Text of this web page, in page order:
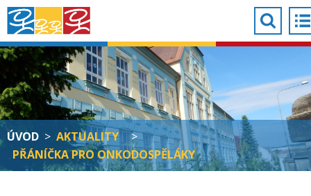
ÚVOD > AKTUALITY
>
PŘÁNÍČKA PRO ONKODOSPĚLÁKY